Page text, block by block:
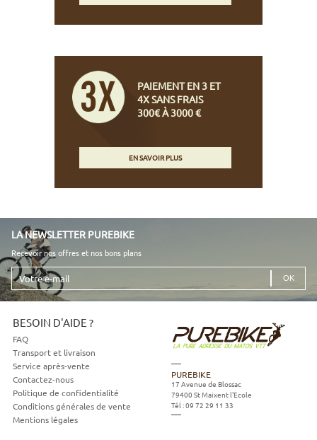
PAIEMENT EN 3 ET
4X SANS FRAIS
300€ À 3000 €
EN SAVOIR PLUS
LA NEWSLETTER PUREBIKE
Recevoir nos offres et nos bons plans
Votre
e-
mail
BESOIN D'AIDE ?
FAQ
Transport et livraison
Service après-vente
Contactez-nous
Politique de confidentialité
Conditions générales de vente
Mentions légales
PUREBIKE
17 Avenue de Blossac
79400 St Maixent l'Ecole
Tél :09 72 29 11 33